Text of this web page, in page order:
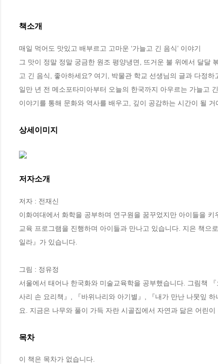
책소개
매일 먹어도 맛있고 배부르고 고마운 ‘가늘고 긴 음식’ 이야기
그 맛이 정말 정말 궁금한 원조 평양냉면, 뜨거운 불 위에서 달달
고 긴 음식, 좋아하세요? 여기, 박물관 학교 선생님의 글과 다정
일만 년 전 메소포타미아부터 오늘의 한국까지 아우르는 가늘고
이야기를 통해 문화와 역사를 배우고, 깊이 공감하는 시간이 될
상세이미지
저자소개
저자 : 전재신
이화여대에서 화학을 공부하며 연구원을 꿈꾸었지만 아이들을
교육 프로그램을 진행하며 아이들과 만나고 있습니다. 지은 책
일라』가 있습니다.
그림 : 정유정
서울에서 태어나 한국화와 미술교육학을 공부했습니다. 그림책
사리 손 요리책』, 『바위나리와 아기별』, 『내가 만난 나뭇잎
요. 지금은 나무와 풀이 가득 자란 시골집에서 자연과 닮은 어린
목차
이 책은 목차가 없습니다.